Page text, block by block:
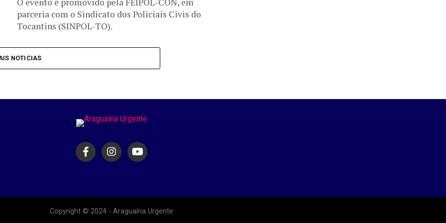
parceria com o Sindicato dos Policiais Civis do
Tocantins (SINPOL-TO).
NOTICIAS
Copyright © 2024 - Araguaína Urgente